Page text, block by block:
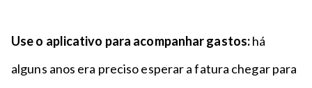
Use o aplicativo para acompanhar gastos:há
alguns anos era preciso esperar a fatura chegar para